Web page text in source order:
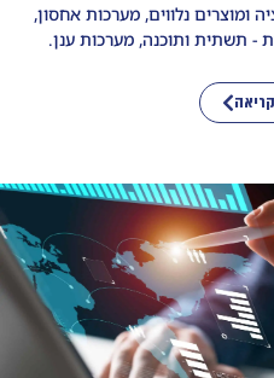
ומוצרים נלווים, מערכות אחסון,
- תשתית ותוכנה, מערכות ענן.